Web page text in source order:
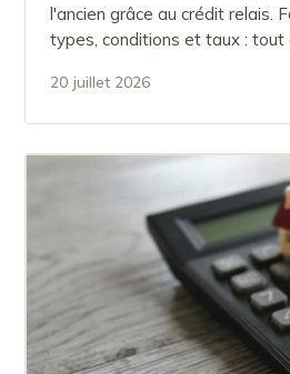
l'ancien grâce au crédit relais.
types, conditions et taux : tout
20 juillet 2026